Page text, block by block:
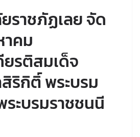
ราชภัฏเลย จัด
าคม
ยรติสมเด็จ
สิริกิติ์ พระบรม
ะบรมราชชนนี